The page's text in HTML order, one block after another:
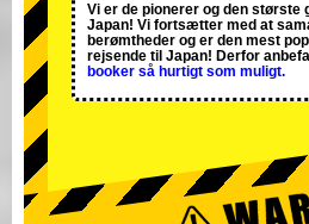
Vi er de pionerer og den største
Japan! Vi fortsætter med at
berømtheder og er den mest
rejsende til Japan! Derfor
booker så hurtigt som muligt.